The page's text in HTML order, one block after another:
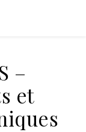
–
et